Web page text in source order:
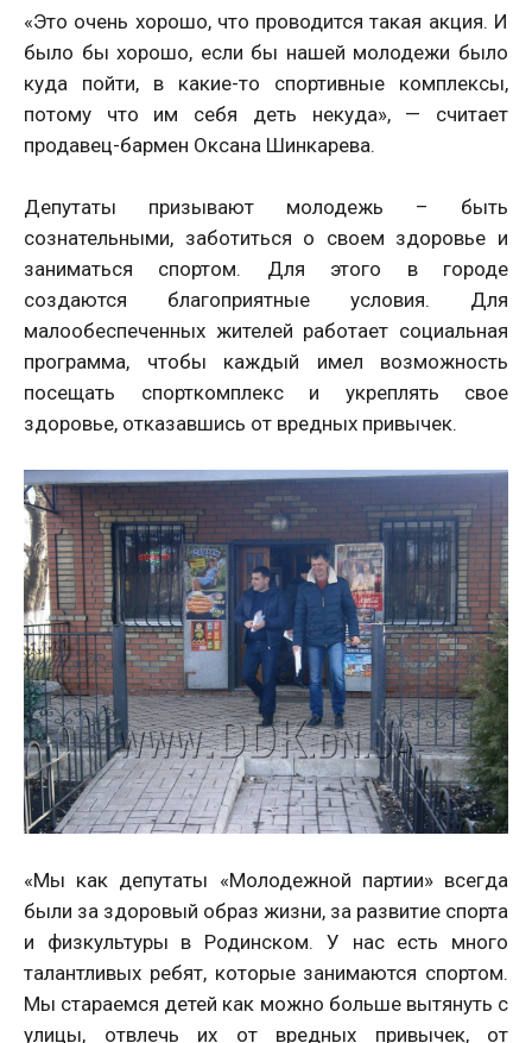
«Это очень хорошо, что проводится такая акция. И
было бы хорошо, если бы нашей молодежи было
куда пойти, в какие-то спортивные комплексы,
потому что им себя деть некуда», — считает
продавец-бармен Оксана Шинкарева.
Депутаты призывают молодежь – быть
сознательными, заботиться о своем здоровье и
заниматься спортом. Для этого в городе
создаются благоприятные условия. Для
малообеспеченных жителей работает социальная
программа, чтобы каждый имел возможность
посещать спорткомплекс и укреплять свое
здоровье, отказавшись от вредных привычек.
«Мы как депутаты «Молодежной партии» всегда
были за здоровый образ жизни, за развитие спорта
и физкультуры в Родинском. У нас есть много
талантливых ребят, которые занимаются спортом.
Мы стараемся детей как можно больше вытянуть с
улицы, отвлечь их от вредных привычек, от